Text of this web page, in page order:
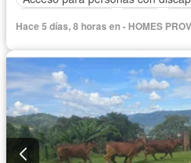
Seguridad privada
Cuarto de
Patio
Hace 5 días, 8 horas en - HOMES